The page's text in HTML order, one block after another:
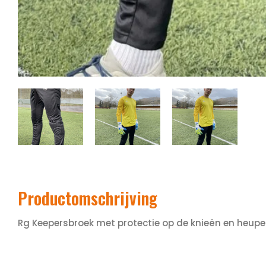
Productomschrijving
Rg Keepersbroek met protectie op de knieën en